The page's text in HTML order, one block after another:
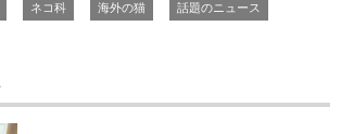
ネコ科 海外の猫 話題のニュース